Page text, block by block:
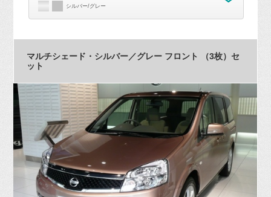
シルバー/グレー
マルチシェード・シルバー／グレー フロント （3枚）セ
ット